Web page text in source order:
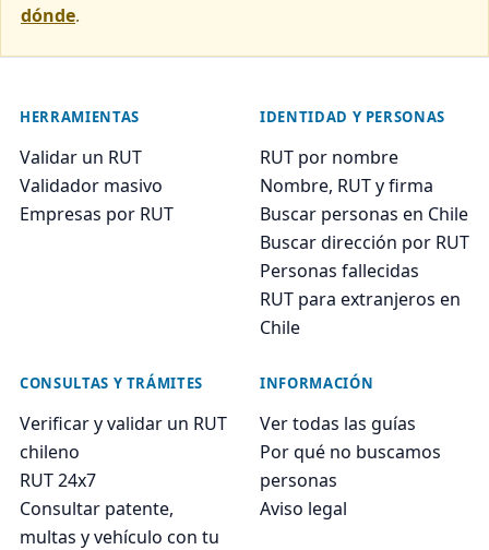
dónde.
HERRAMIENTAS
Validar un RUT
Validador masivo
Empresas por RUT
IDENTIDAD Y PERSONAS
RUT por nombre
Nombre, RUT y firma
Buscar personas en Chile
Buscar dirección por RUT
Personas fallecidas
RUT para extranjeros en
Chile
CONSULTAS Y TRÁMITES
Verificar y validar un RUT
chileno
RUT 24x7
Consultar patente,
multas y vehículo con tu
INFORMACIÓN
Ver todas las guías
Por qué no buscamos
personas
Aviso legal